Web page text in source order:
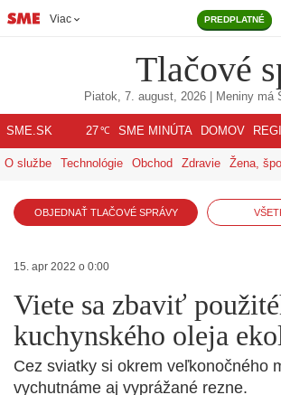
Viac PREDPLATNÉ
Tlačové
Piatok, 7. august, 2026 | Meniny má
SME.SK 27℃ SME MINÚTA DOMOV
O službe Technológie Obchod Zdravie Žena,
OBJEDNAŤ TLAČOVÉ SPRÁVY
15. apr 2022 o 0:00
Viete sa zbaviť
kuchynského oleja
Cez sviatky si okrem veľkonočného
vychutnáme aj vyprážané rezne.